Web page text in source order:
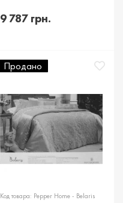
9 787 грн.
Продано
Код товара: Pepper Home - Belaris